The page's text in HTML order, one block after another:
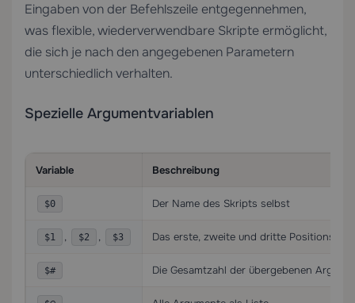
Eingaben von der Befehlszeile entgegennehmen,
was flexible, wiederverwendbare Skripte ermöglicht,
die sich je nach den angegebenen Parametern
unterschiedlich verhalten.
Spezielle Argumentvariablen
Variable Beschreibung
$0 Der Name des Skripts selbst
$1 , $2 , $3 Das erste, zweite und dritte
$# Die Gesamtzahl der übergebenen